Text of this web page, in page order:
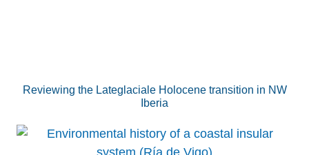
Reviewing the Lateglaciale Holocene transition in NW
Iberia